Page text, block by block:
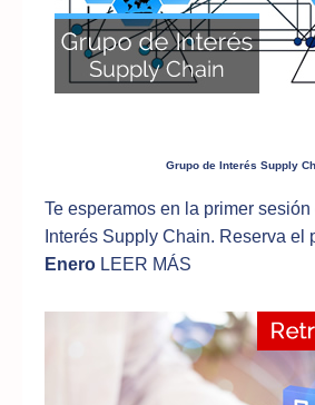
Grupo de Interés Supply
Te esperamos en la primer
Interés Supply Chain. Reserva el
Enero LEER MÁS